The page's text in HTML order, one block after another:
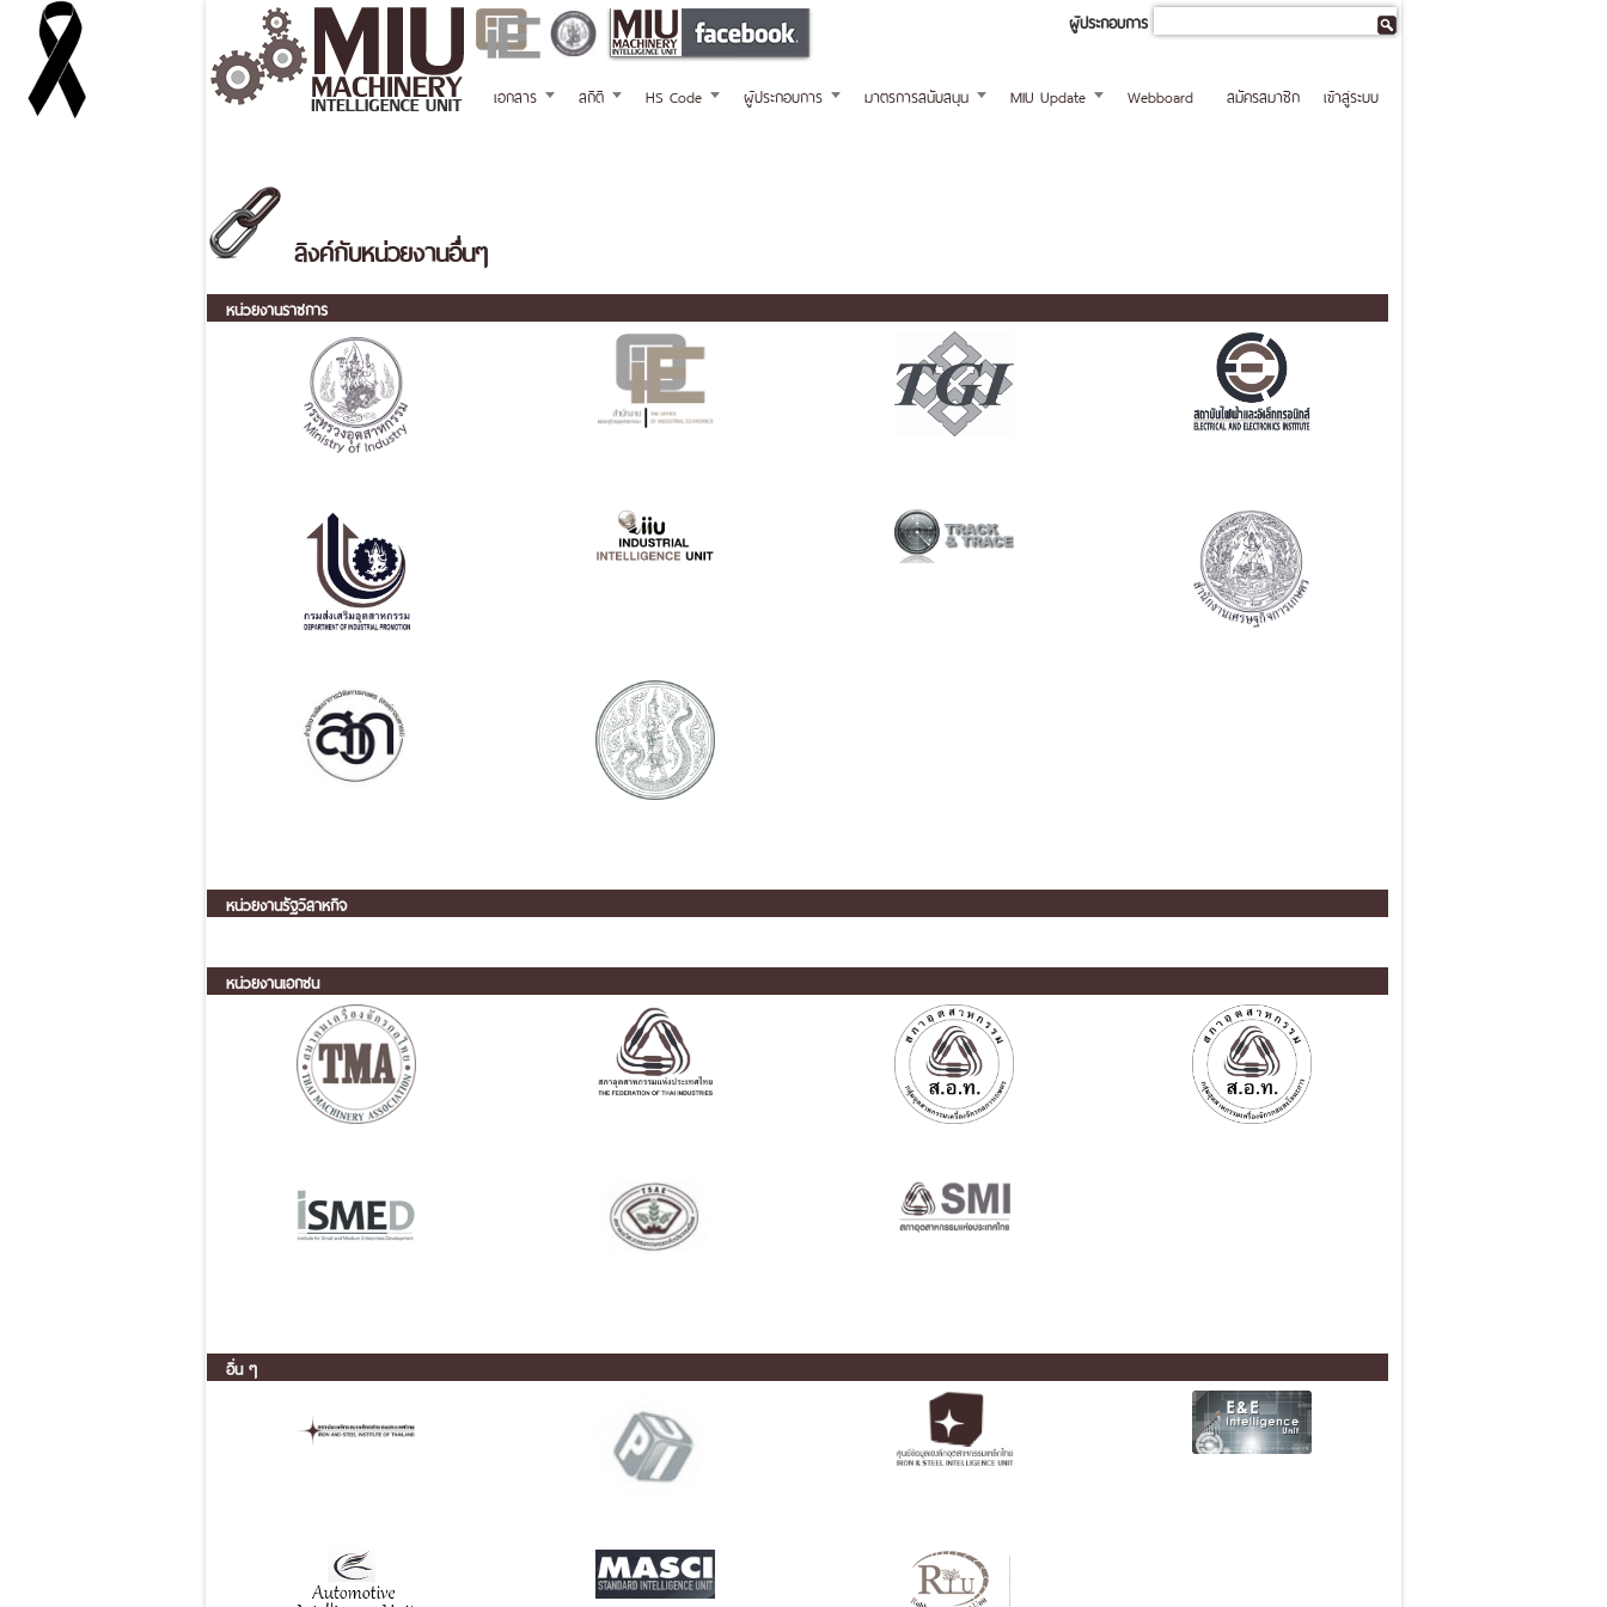
ผู้ประกอบการ
เอกสาร สถิติ HS Code ผู้ประกอบการ มาตรการสนับสนุน MIU Update Webboard เข้าสู่ระบบ
สมัครสมาชิก
ลิงค์กับหน่วยงานอื่นๆ
หน่วยงานราชการ
หน่วยงานรัฐวิสาหกิจ
หน่วยงานเอกชน
อื่น ๆ